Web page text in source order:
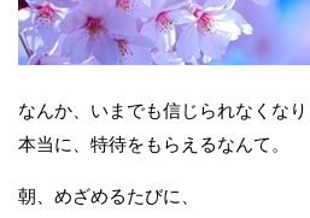
なんか、いまでも信じられなくなり
本当に、特待をもらえるなんて。
朝、めざめるたびに、